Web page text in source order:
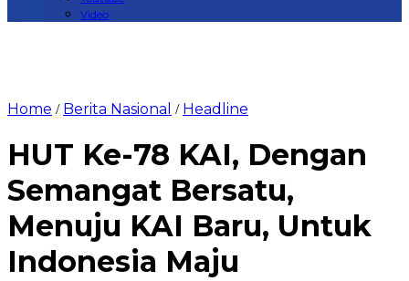
Video
Home / Berita Nasional / Headline
HUT Ke-78 KAI, Dengan
Semangat Bersatu,
Menuju KAI Baru, Untuk
Indonesia Maju